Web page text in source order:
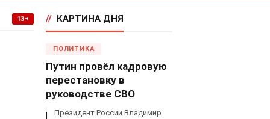
13+ // КАРТИНА ДНЯ
ПОЛИТИКА
Путин провёл кадровую
перестановку в
руководстве СВО
Президент России Владимир